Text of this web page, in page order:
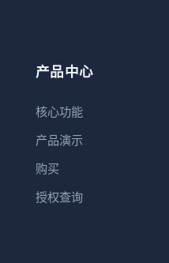
产品中心
核心功能
产品演示
购买
授权查询